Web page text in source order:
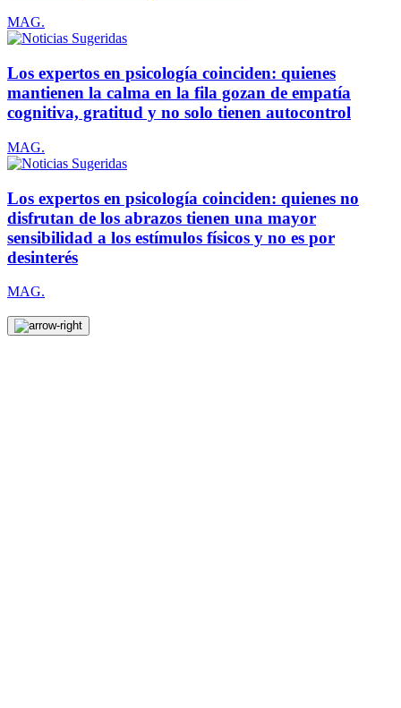
MAG.
Los expertos en psicología coinciden: quienes
mantienen la calma en la fila gozan de empatía
cognitiva, gratitud y no solo tienen autocontrol
MAG.
Los expertos en psicología coinciden: quienes no
disfrutan de los abrazos tienen una mayor
sensibilidad a los estímulos físicos y no es por
desinterés
MAG.